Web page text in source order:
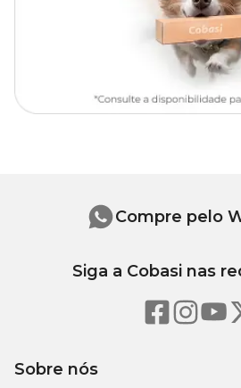
na Cobasi, você encontra oEnfeite para
incrível. Compre
uma das nossas lojas e proporcione um
Composição
Comprimento: 4cm;
Largura: 5cm;
Como limpar os enfeites do aquário?
Sobre nós
Compre pelo
Siga a Cobasi nas